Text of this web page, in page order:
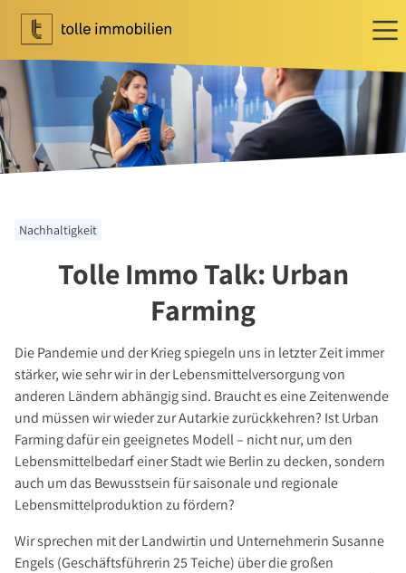
Wohnen
Ihr Makler für Wohnen
Immobilie bewerten
Immobilie verkaufen
Tippgeber
Newsletter Wohnen
Ihr Makler für Investment
Marktbericht 2025/2026
Referenzen
Investment Suchauftrag
Newsletter Investment
Immobilie kaufen
Immobilienangebote
Suchauftrag Wohnen
Nachhaltigkeit
Tolle Immo Talk: Urban
Farming
Die Pandemie und der Krieg spiegeln uns in letzter Zeit immer
stärker, wie sehr wir in der Lebensmittelversorgung von
anderen Ländern abhängig sind. Braucht es eine Zeitenwende
und müssen wir wieder zur Autarkie zurückkehren? Ist Urban
Farming dafür ein geeignetes Modell – nicht nur, um den
Lebensmittelbedarf einer Stadt wie Berlin zu decken, sondern
auch um das Bewusstsein für saisonale und regionale
Lebensmittelproduktion zu fördern?
Wir sprechen mit der Landwirtin und Unternehmerin Susanne
Engels (Geschäftsführerin 25 Teiche) über die großen